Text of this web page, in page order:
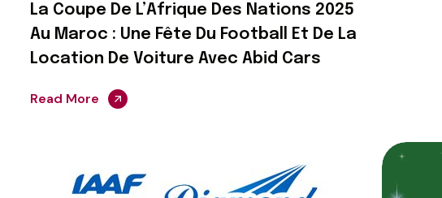
La Coupe De L’Afrique Des Nations 2025
Au Maroc : Une Fête Du Football Et De La
Location De Voiture Avec Abid Cars
Read More